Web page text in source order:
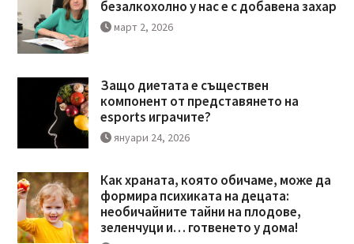
безалкохолно у нас е с добавена захар
март 2, 2026
Защо диетата е съществен
компонент от представянето на
esports играчите?
януари 24, 2026
Как храната, която обичаме, може да
формира психиката на децата:
необичайните тайни на плодове,
зеленчуци и… готвенето у дома!